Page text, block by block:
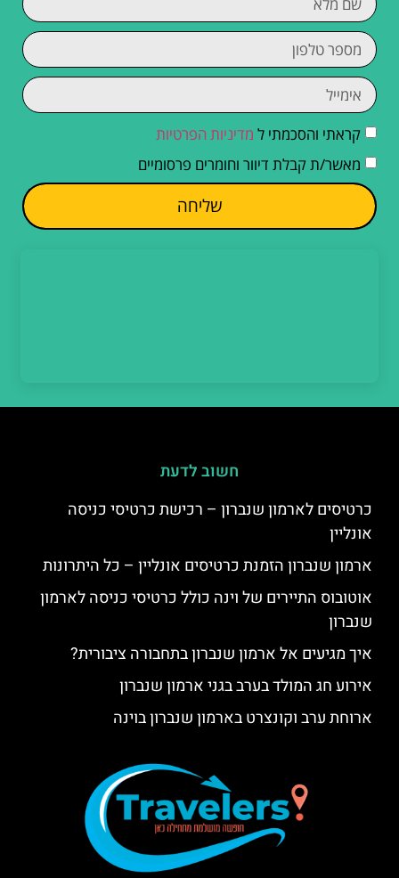
קראתי והסכמתי ל מדיניות הפרטיות
מאשר/ת קבלת דיוור וחומרים פרסומיים
שליחה
חשוב לדעת
כרטיסים לארמון שנברון – רכישת כרטיסי כניסה
אונליין
ארמון שנברון הזמנת כרטיסים אונליין – כל היתרונות
אוטובוס התיירים של וינה כולל כרטיסי כניסה לארמון
שנברון
איך מגיעים אל ארמון שנברון בתחבורה ציבורית?
אירוע חג המולד בערב בגני ארמון שנברון
ארוחת ערב וקונצרט בארמון שנברון בוינה